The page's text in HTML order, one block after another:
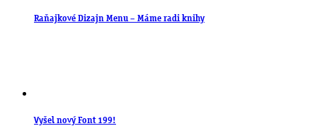
Raňajkové Dizajn Menu – Máme radi knihy
Vyšel nový Font 199!